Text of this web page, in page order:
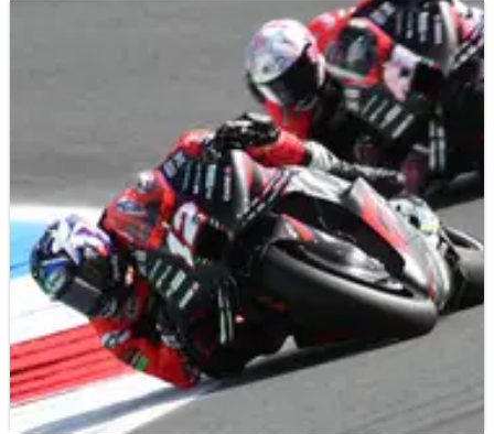
30/06/22
Marini Mengaku Beruntung Tak Jatuh dari
Meski tidak ada pembalap yang mengalami kerusakan atau
terjatuh, Joan Mir dan Luca Marini berdebat soal insiden lap
pembuka mereka di MotoGP Belanda.